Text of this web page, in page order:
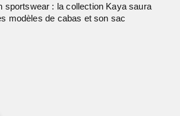
sportswear : la collection Kaya saura
modèles de cabas et son sac